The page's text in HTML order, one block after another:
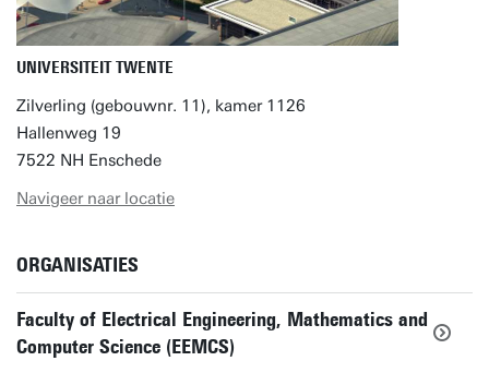
UNIVERSITEIT TWENTE
Zilverling (gebouwnr. 11), kamer 1126
Hallenweg 19
7522 NH Enschede
Navigeer naar locatie
ORGANISATIES
Faculty of Electrical Engineering, Mathematics and
Computer Science (EEMCS)